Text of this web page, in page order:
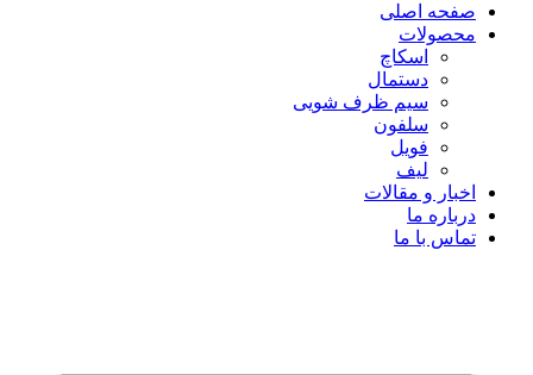
صفحه اصلی
محصولات
اسکاچ
دستمال
سیم ظرف شویی
سلفون
فویل
لیف
اخبار و مقالات
درباره ما
تماس با ما